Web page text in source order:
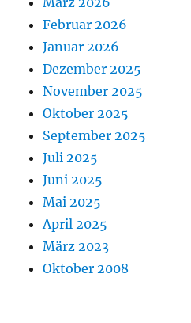
Februar 2026
Januar 2026
Dezember 2025
November 2025
Oktober 2025
September 2025
Juli 2025
Juni 2025
Mai 2025
April 2025
März 2023
Oktober 2008